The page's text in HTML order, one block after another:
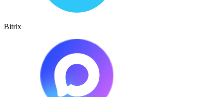
Bitrix